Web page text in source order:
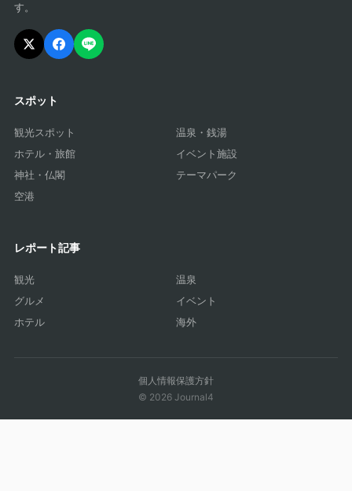
す。
スポット
観光スポット
温泉・銭湯
ホテル・旅館
イベント施設
神社・仏閣
テーマパーク
空港
レポート記事
観光
温泉
グルメ
イベント
ホテル
海外
個人情報保護方針
© 2026 Journal4